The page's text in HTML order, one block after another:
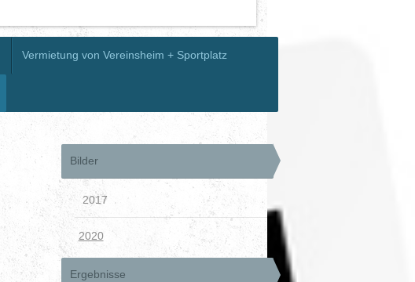
Vermietung von Vereinsheim + Sportplatz
Bilder
2017
2020
Ergebnisse